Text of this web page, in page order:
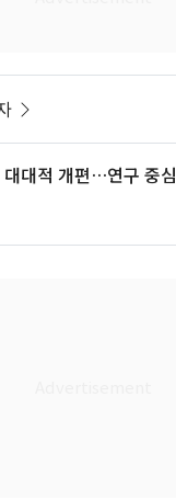
대적 개편…연구 중심